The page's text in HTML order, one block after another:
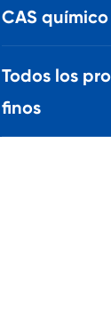
CAS químico
Todos los
finos